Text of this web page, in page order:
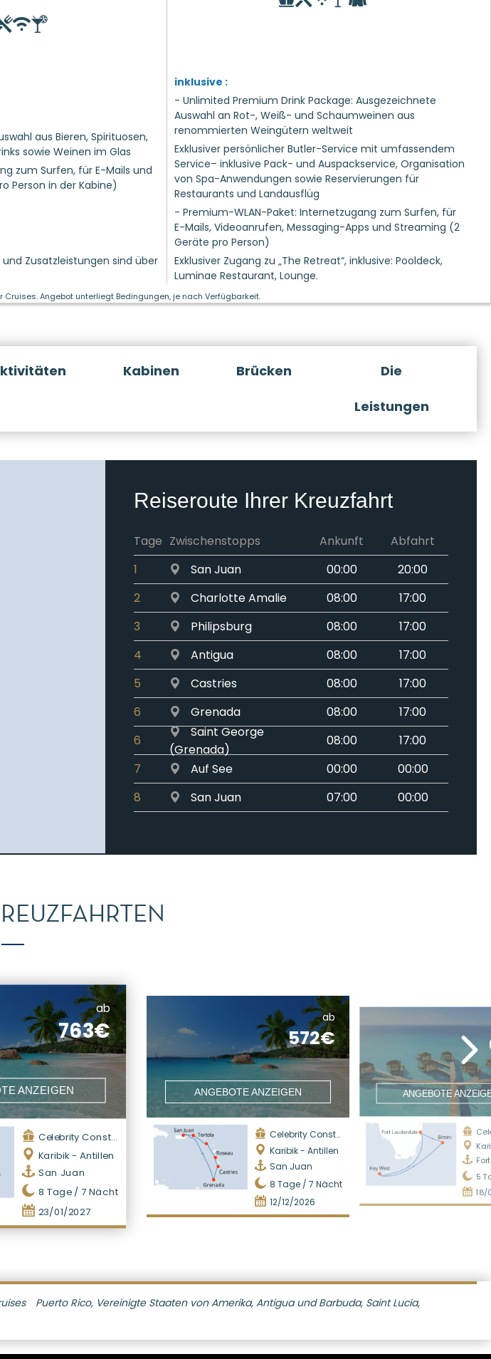
aus Bieren, Spirituosen,
sowie Weinen im Glas
zum Surfen, für E-Mails und
Person in der Kabine)
Zusatzleistungen sind über
inklusive :
- Unlimited Premium Drink Package: Ausgezeichnete
Auswahl an Rot-, Weiß- und Schaumweinen aus
renommierten Weingütern weltweit
Exklusiver persönlicher Butler-Service mit umfassendem
Service– inklusive Pack- und Auspackservice, Organisation
von Spa-Anwendungen sowie Reservierungen für
Restaurants und Landausflüg
- Premium-WLAN-Paket: Internetzugang zum Surfen, für
E-Mails, Videoanrufen, Messaging-Apps und Streaming (2
Geräte pro Person)
Exklusiver Zugang zu „The Retreat“, inklusive: Pooldeck,
Luminae Restaurant, Lounge.
Angebot unterliegt Bedingungen, je nach Verfügbarkeit.
Kabinen Brücken
Die
Leistungen
Reiseroute Ihrer Kreuzfahrt
Tage Zwischenstopps Ankunft
Abfahrt
1
San Juan 00:00
20:00
2
Charlotte Amalie 08:00
17:00
3
Philipsburg 08:00
17:00
4
Antigua 08:00
17:00
5
Castries 08:00
17:00
6
Grenada 08:00
17:00
6
Saint George
(Grenada)
08:00
17:00
7
Auf See 00:00
00:00
8
San Juan 07:00 00:00
ab
763€
ANZEIGEN
Celebrity Constellation
Karibik - Antillen
San Juan
8 Tage /7 Nächte
23/01/2027
ab
572€
ANGEBOTE ANZEIGEN
Celebrity Constellation
Karibik - Antillen
San Juan
8 Tage / 7 Nächte
12/12/2026
ANGEBOTE
5
18/
Puerto Rico, Vereinigte Staaten von Amerika, Antigua und Barbuda, Saint Lucia,